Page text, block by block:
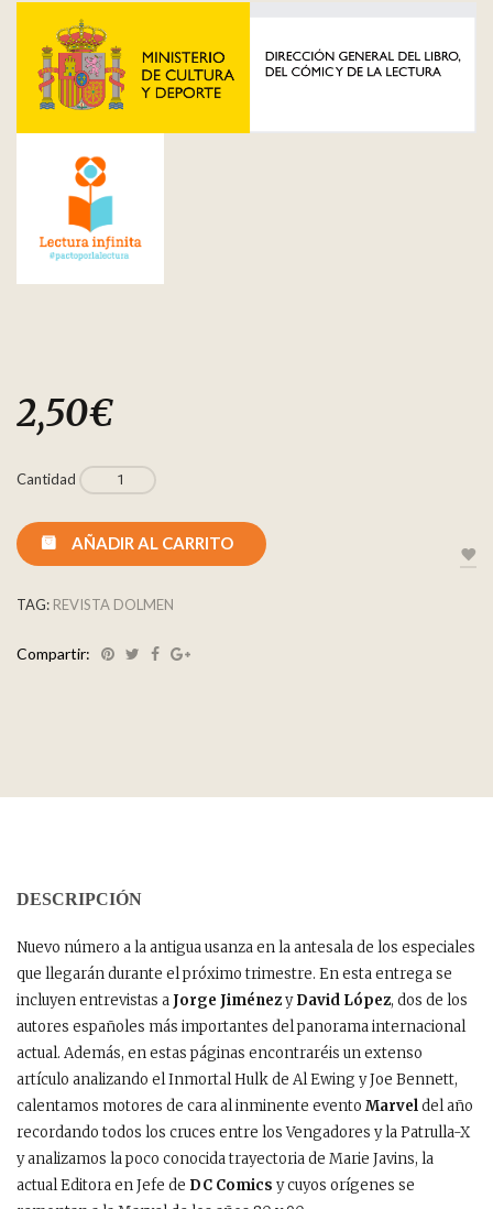
2,50€
Cantidad
AÑADIR AL CARRITO
TAG: REVISTA DOLMEN
Compartir:
DESCRIPCIÓN
Nuevo número a la antigua usanza en la antesala de los especiales
que llegarán durante el próximo trimestre. En esta entrega se
incluyen entrevistas aJorge JiménezyDavid López, dos de los
autores españoles más importantes del panorama internacional
actual. Además, en estas páginas encontraréis un extenso
artículo analizando el Inmortal Hulk de Al Ewing y Joe Bennett,
calentamos motores de cara al inminente evento Marveldel año
recordando todos los cruces entre los Vengadores y la Patrulla-X
y analizamos la poco conocida trayectoria de Marie Javins, la
actual Editora en Jefe de DC Comics y cuyos orígenes se